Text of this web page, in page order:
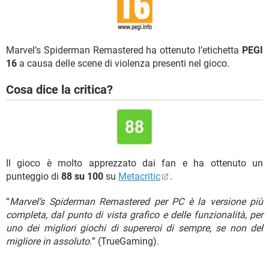
Marvel’s Spiderman Remastered ha ottenuto l’etichetta PEGI
16 a causa delle scene di violenza presenti nel gioco.
Cosa dice la critica?
Il gioco è molto apprezzato dai fan e ha ottenuto un
punteggio di 88 su 100 su Metacritic .
“Marvel’s Spiderman Remastered per PC è la versione più
completa, dal punto di vista grafico e delle funzionalità, per
uno dei migliori giochi di supereroi di sempre, se non del
migliore in assoluto.” (TrueGaming).